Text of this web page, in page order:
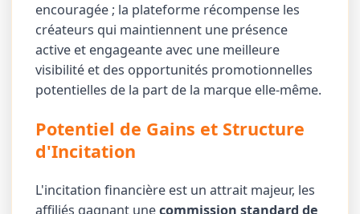
encouragée ; la plateforme récompense les
créateurs qui maintiennent une présence
active et engageante avec une meilleure
visibilité et des opportunités promotionnelles
potentielles de la part de la marque elle-même.
Potentiel de Gains et Structure
d'Incitation
L'incitation financière est un attrait majeur, les
affiliés gagnant unecommission standard de